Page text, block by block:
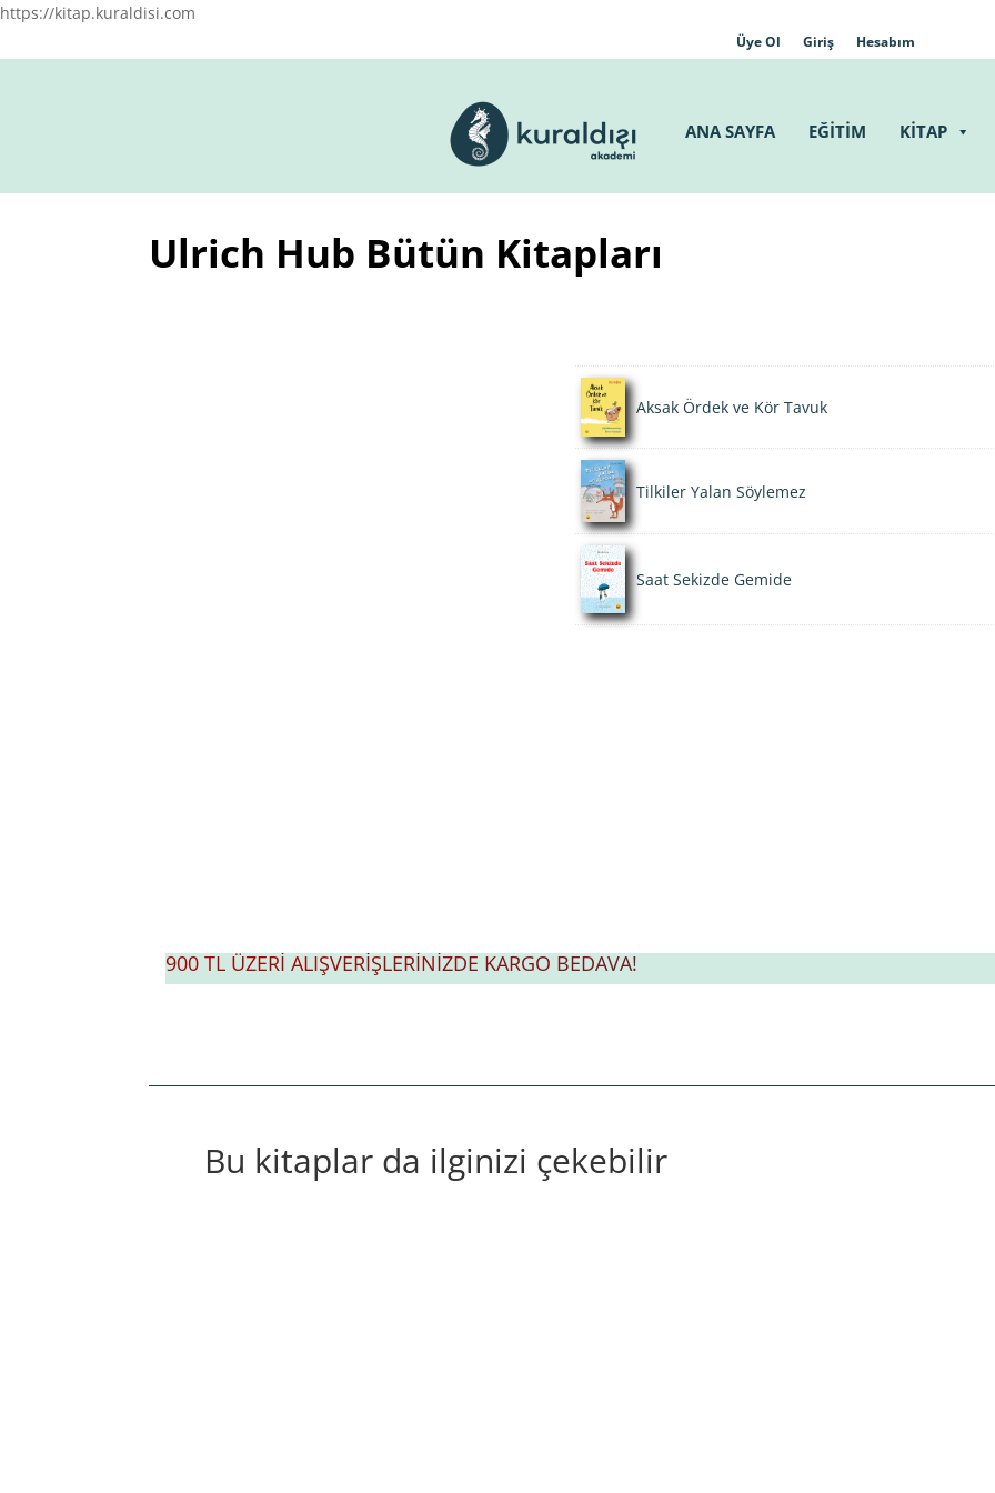
https://kitap.kuraldisi.com
Üye Ol Giriş Hesabım
ANA SAYFA EĞİTİM KİTAP
Ulrich Hub Bütün Kitapları
Aksak Ördek ve Kör Tavuk
Tilkiler Yalan Söylemez
Saat Sekizde Gemide
900 TL ÜZERİ ALIŞVERİŞLERİNİZDE KARGO BEDAVA!
Bu kitaplar da ilginizi çekebilir